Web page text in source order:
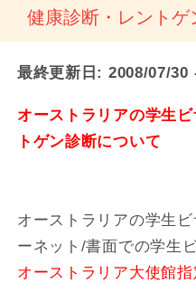
健康診断・レントゲ
最終更新日: 2008/07/30
オーストラリアの学生
トゲン診断について
オーストラリアの学生
ーネット/書面での学生
オーストラリア大使館